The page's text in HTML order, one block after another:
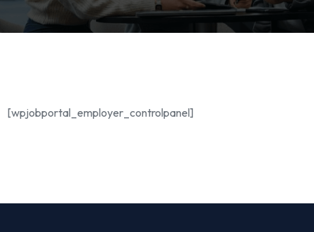
[wpjobportal_employer_controlpanel]